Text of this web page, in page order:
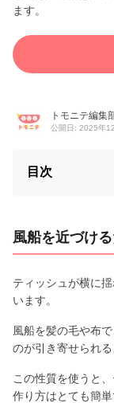
ます。
トモニテ編集
公開日: 2025年
目次
風船を近づけ
ティッシュが横に
います。
風船を髪の毛や布
のが引き寄せられる
この性質を使うと
作り方はとても簡